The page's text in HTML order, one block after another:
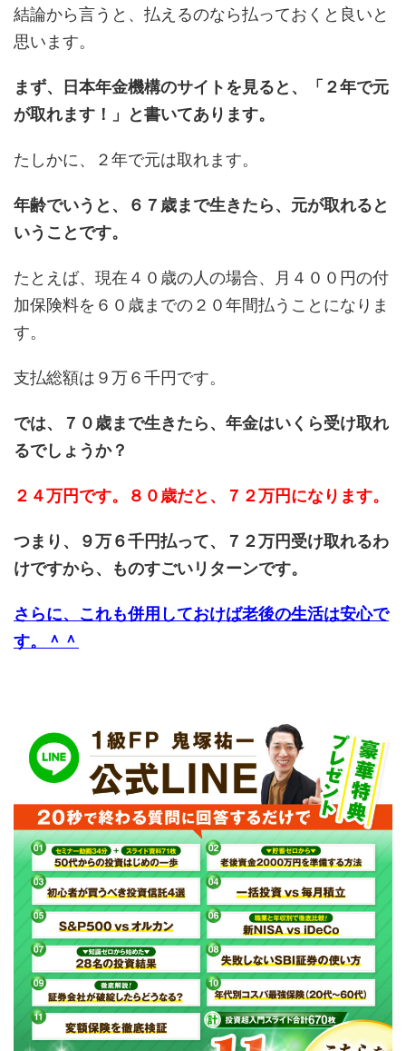
結論から言うと、払えるのなら払っておくと良いと
思います。
まず、日本年金機構のサイトを見ると、「２年で元
が取れます！」と書いてあります。
たしかに、２年で元は取れます。
年齢でいうと、６７歳まで生きたら、元が取れると
いうことです。
たとえば、現在４０歳の人の場合、月４００円の付
加保険料を６０歳までの２０年間払うことになりま
す。
支払総額は９万６千円です。
では、７０歳まで生きたら、年金はいくら受け取れ
るでしょうか？
２４万円です。８０歳だと、７２万円になります。
つまり、９万６千円払って、７２万円受け取れるわ
けですから、ものすごいリターンです。
さらに、これも併用しておけば老後の生活は安心で
す。＾＾